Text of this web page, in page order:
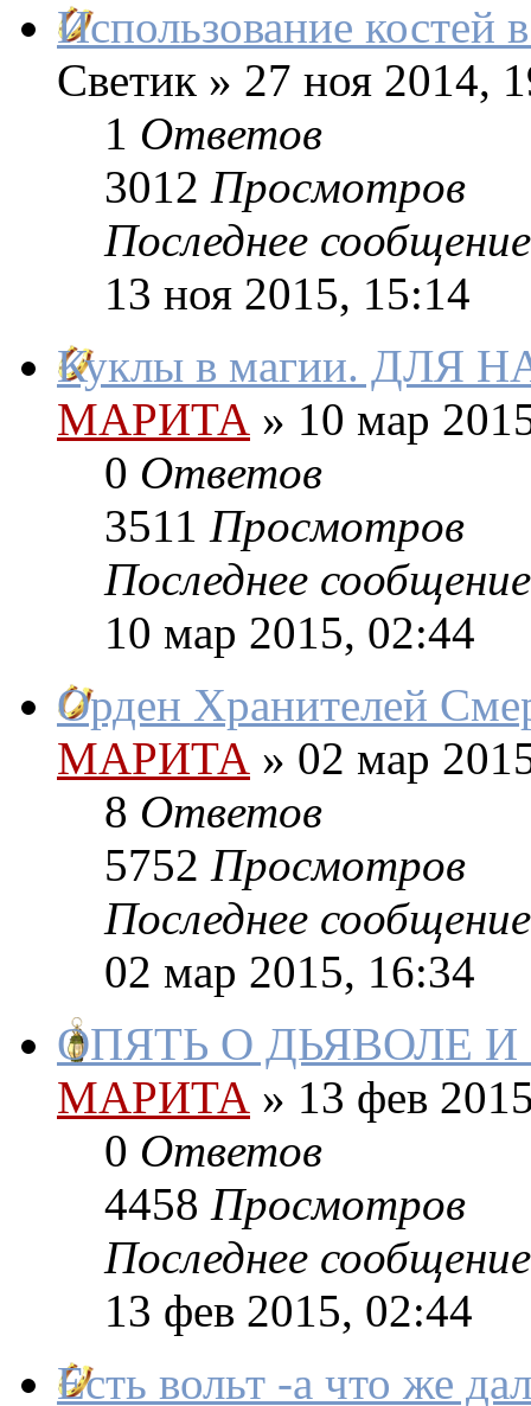
Использование костей
Светик » 27 ноя 2014,
1 Ответов
3012 Просмотров
Последнее сообщение
13 ноя 2015, 15:14
Куклы в магии.
МАРИТА » 10 мар
0 Ответов
3511 Просмотров
Последнее сообщение
10 мар 2015, 02:44
Орден Хранителей
МАРИТА » 02 мар
8 Ответов
5752 Просмотров
Последнее сообщение
02 мар 2015, 16:34
ОПЯТЬ О ДЬЯВОЛЕ
МАРИТА » 13 фев
0 Ответов
4458 Просмотров
Последнее сообщение
13 фев 2015, 02:44
Есть вольт -а что же